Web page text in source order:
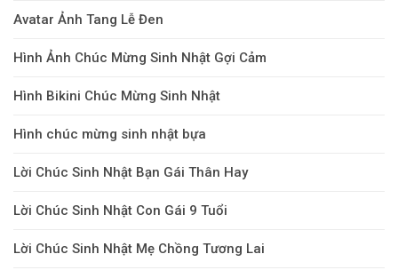
Avatar Ảnh Tang Lễ Đen
Hình Ảnh Chúc Mừng Sinh Nhật Gợi Cảm
Hình Bikini Chúc Mừng Sinh Nhật
Hình chúc mừng sinh nhật bựa
Lời Chúc Sinh Nhật Bạn Gái Thân Hay
Lời Chúc Sinh Nhật Con Gái 9 Tuổi
Lời Chúc Sinh Nhật Mẹ Chồng Tương Lai